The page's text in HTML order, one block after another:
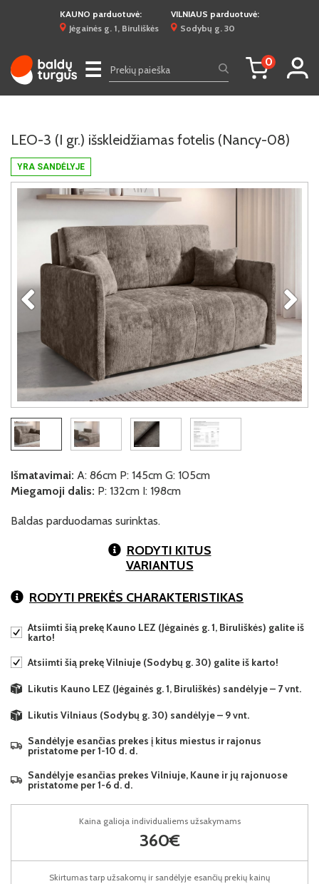
KAUNO parduotuvė:
Jėgainės g. 1, Biruliškės
VILNIAUS parduotuvė:
Sodybų g. 30
☰ 0
YRA SANDĖLYJE
LEO-3 (I gr.) išskleidžiamas fotelis (Nancy-08)
Išmatavimai: A: 86cm P: 145cm G: 105cm
Miegamoji dalis: P: 132cm I: 198cm
Baldas parduodamas surinktas.
RODYTI KITUS
VARIANTUS
RODYTI PREKĖS CHARAKTERISTIKAS
Atsiimti šią prekę Kauno LEZ (Jėgainės g. 1, Biruliškės) galite iš
karto!
Atsiimti šią prekę Vilniuje (Sodybų g. 30) galite iš karto!
Likutis Kauno LEZ (Jėgainės g. 1, Biruliškės) sandėlyje – 7 vnt.
Likutis Vilniaus (Sodybų g. 30) sandėlyje – 9 vnt.
Sandėlyje esančias prekes į kitus miestus ir rajonus
pristatome per 1-10 d. d.
Sandėlyje esančias prekes Vilniuje, Kaune ir jų rajonuose
pristatome per 1-6 d. d.
Kaina galioja individualiems užsakymams
360€
Skirtumas tarp užsakomų ir sandėlyje esančių prekių kainų